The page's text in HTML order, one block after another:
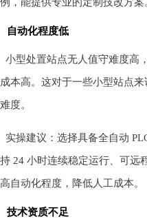
自动化程度低
小型处置站点无人值守难度高
成本高。这对于一些小型站点
难度。
实操建议：选择具备全自动
持 24 小时连续稳定运行、可远
高自动化程度，降低人工成本。
技术资质不足